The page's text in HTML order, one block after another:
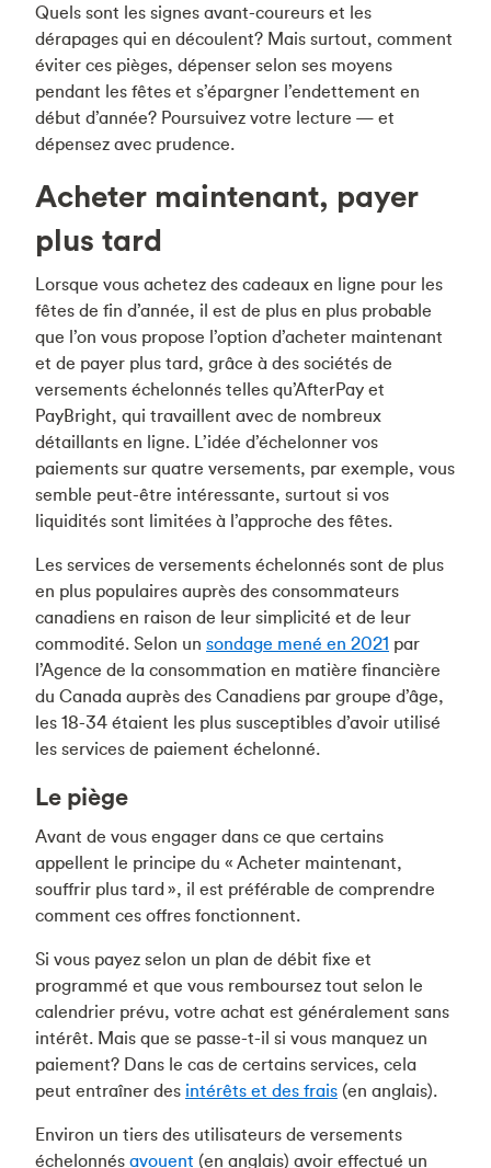
Quels sont les signes avant-coureurs et les
dérapages qui en découlent? Mais surtout, comment
éviter ces pièges, dépenser selon ses moyens
pendant les fêtes et s’épargner l’endettement en
début d’année? Poursuivez votre lecture — et
dépensez avec prudence.
Acheter maintenant, payer
plus tard
Lorsque vous achetez des cadeaux en ligne pour les
fêtes de fin d’année, il est de plus en plus probable
que l’on vous propose l’option d’acheter maintenant
et de payer plus tard, grâce à des sociétés de
versements échelonnés telles qu’AfterPay et
PayBright, qui travaillent avec de nombreux
détaillants en ligne. L’idée d’échelonner vos
paiements sur quatre versements, par exemple, vous
semble peut-être intéressante, surtout si vos
liquidités sont limitées à l’approche des fêtes.
Les services de versements échelonnés sont de plus
en plus populaires auprès des consommateurs
canadiens en raison de leur simplicité et de leur
commodité. Selon un sondage mené en 2021 par
l’Agence de la consommation en matière financière
du Canada auprès des Canadiens par groupe d’âge,
les 18-34 étaient les plus susceptibles d’avoir utilisé
les services de paiement échelonné.
Le piège
Avant de vous engager dans ce que certains
appellent le principe du « Acheter maintenant,
souffrir plus tard », il est préférable de comprendre
comment ces offres fonctionnent.
Si vous payez selon un plan de débit fixe et
programmé et que vous remboursez tout selon le
calendrier prévu, votre achat est généralement sans
intérêt. Mais que se passe-t-il si vous manquez un
paiement? Dans le cas de certains services, cela
peut entraîner des intérêts et des frais (en anglais).
Environ un tiers des utilisateurs de versements
échelonnés avouent (en anglais) avoir effectué un